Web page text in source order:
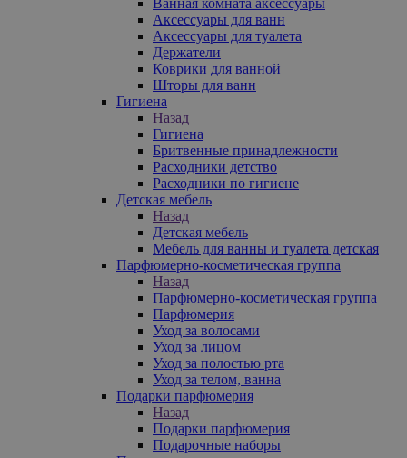
Аксессуары для ванн
Аксессуары для туалета
Держатели
Коврики для ванной
Шторы для ванн
Гигиена
Назад
Гигиена
Бритвенные принадлежности
Расходники детство
Расходники по гигиене
Детская мебель
Назад
Детская мебель
Мебель для ванны и туалета детская
Парфюмерно-косметическая группа
Назад
Парфюмерно-косметическая группа
Парфюмерия
Уход за волосами
Уход за лицом
Уход за полостью рта
Уход за телом, ванна
Подарки парфюмерия
Назад
Подарки парфюмерия
Подарочные наборы